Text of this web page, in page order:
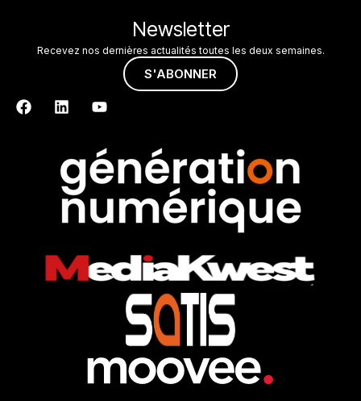
Newsletter
Recevez nos dernières actualités toutes les deux semaines.
S'ABONNER